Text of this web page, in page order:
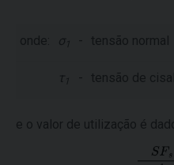
onde: σ 1 - tensão normal
τ 1 - tensão de
e o valor de utilização é